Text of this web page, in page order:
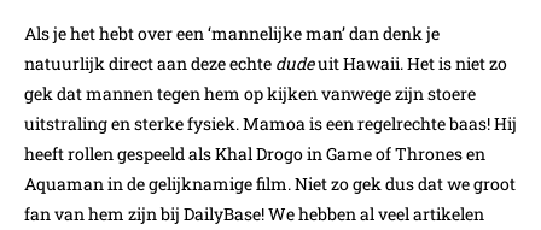
Als je het hebt over een ‘mannelijke man’ dan denk je
natuurlijk direct aan deze echte dudeuit Hawaii. Het is niet zo
gek dat mannen tegen hem op kijken vanwege zijn stoere
uitstraling en sterke fysiek. Mamoa is een regelrechte baas! Hij
heeft rollen gespeeld als Khal Drogo in Game of Thrones en
Aquaman in de gelijknamige film. Niet zo gek dus dat we groot
fan van hem zijn bij DailyBase! We hebben al veel artikelen